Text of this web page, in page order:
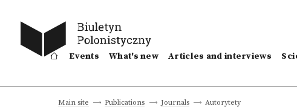
Events What's new Articles and interviews
Main site Publications Journals Autorytety